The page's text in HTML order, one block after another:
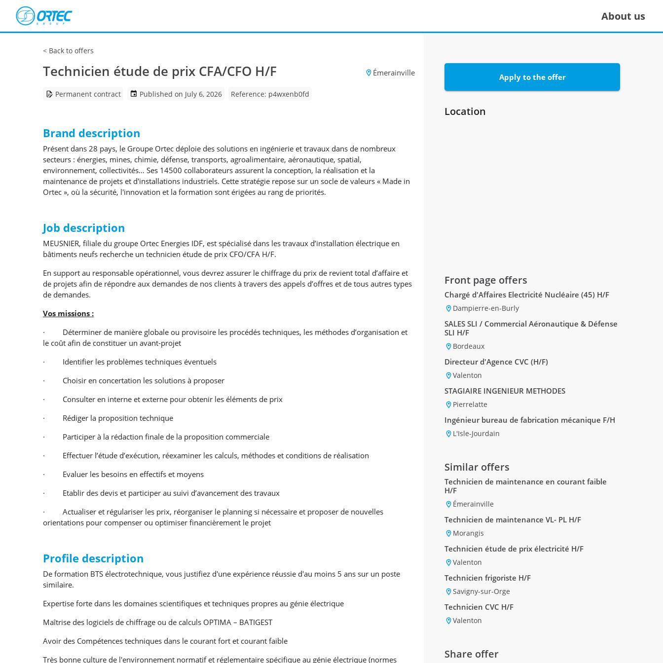
About us
Back to offers
Technicien étude de prix CFA/CFO H/F Émerainville
Permanent contract Published on July 6, 2026 Reference: p4wxenb0fd
Brand description
Présent dans 28 pays, le Groupe Ortec déploie des solutions en ingénierie et travaux dans de nombreux
secteurs : énergies, mines, chimie, défense, transports, agroalimentaire, aéronautique, spatial,
environnement, collectivités… Ses 14500 collaborateurs assurent la conception, la réalisation et la
maintenance de projets et d'installations industriels. Cette stratégie repose sur un socle de valeurs « Made in
Ortec », où la sécurité, l'innovation et la formation sont érigées au rang de priorités.
Job description
MEUSNIER, filiale du groupe Ortec Energies IDF, est spécialisé dans les travaux d’installation électrique en
bâtiments neufs recherche un technicien étude de prix CFO/CFA H/F.
En support au responsable opérationnel, vous devrez assurer le chiffrage du prix de revient total d’affaire et
de projets afin de répondre aux demandes de nos clients à travers des appels d’offres et de tous autres types
de demandes.
Vos missions :
· Déterminer de manière globale ou provisoire les procédés techniques, les méthodes d’organisation et
le coût afin de constituer un avant-projet
· Identifier les problèmes techniques éventuels
· Choisir en concertation les solutions à proposer
· Consulter en interne et externe pour obtenir les éléments de prix
· Rédiger la proposition technique
· Participer à la rédaction finale de la proposition commerciale
· Effectuer l’étude d’exécution, réexaminer les calculs, méthodes et conditions de réalisation
· Evaluer les besoins en effectifs et moyens
· Etablir des devis et participer au suivi d’avancement des travaux
· Actualiser et régulariser les prix, réorganiser le planning si nécessaire et proposer de nouvelles
orientations pour compenser ou optimiser financièrement le projet
Profile description
De formation BTS électrotechnique, vous justifiez d'une expérience réussie d'au moins 5 ans sur un poste
similaire.
Expertise forte dans les domaines scientifiques et techniques propres au génie électrique
Maîtrise des logiciels de chiffrage ou de calculs OPTIMA – BATIGEST
Avoir des Compétences techniques dans le courant fort et courant faible
Très bonne culture de l'environnement normatif et réglementaire spécifique au génie électrique (normes
Apply to the offer
Location
Front page offers
Chargé d'Affaires Electricité Nucléaire (45) H/F
Dampierre-en-Burly
SALES SLI / Commercial Aéronautique & Défense
SLI H/F
Bordeaux
Directeur d'Agence CVC (H/F)
Valenton
STAGIAIRE INGENIEUR METHODES
Pierrelatte
Ingénieur bureau de fabrication mécanique F/H
L'Isle-Jourdain
Similar offers
Technicien de maintenance en courant faible
H/F
Émerainville
Technicien de maintenance VL- PL H/F
Morangis
Technicien étude de prix électricité H/F
Valenton
Technicien frigoriste H/F
Savigny-sur-Orge
Technicien CVC H/F
Valenton
Share offer
Cookies management panel